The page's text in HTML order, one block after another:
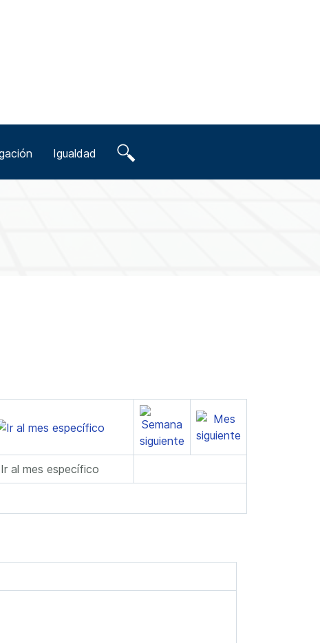
Igualdad
Ir al mes específico